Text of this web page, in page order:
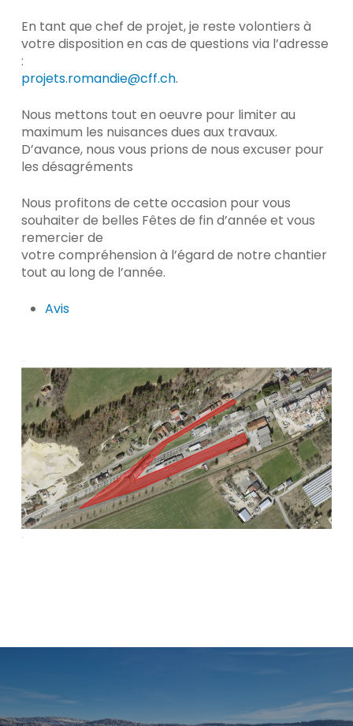
En tant que chef de projet, je reste volontiers à
votre disposition en cas de questions via l’adresse
:
projets.romandie@cff.ch.
Nous mettons tout en oeuvre pour limiter au
maximum les nuisances dues aux travaux.
D’avance, nous vous prions de nous excuser pour
les désagréments
Nous profitons de cette occasion pour vous
souhaiter de belles Fêtes de fin d’année et vous
remercier de
votre compréhension à l’égard de notre chantier
tout au long de l’année.
Avis